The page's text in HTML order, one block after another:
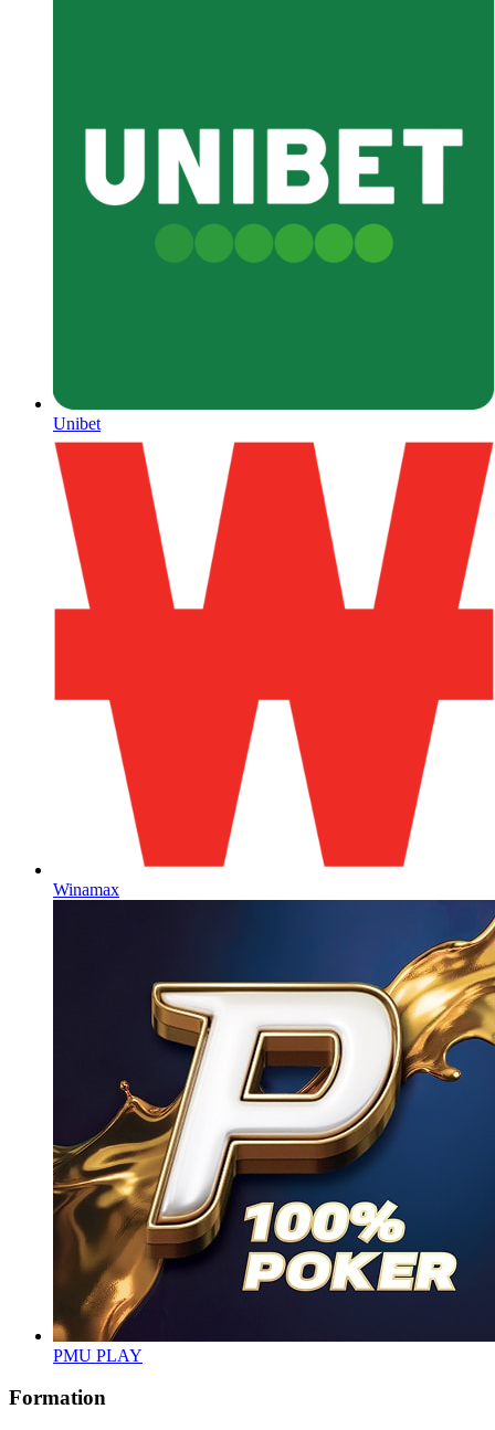
Unibet
Winamax
PMU PLAY
Formation